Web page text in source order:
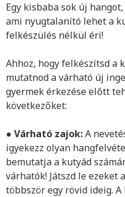
Egy kisbaba sok új
ami nyugtalanító lehet a
felkészülés nélkül éri!
Ahhoz, hogy felkészítsd a
mutatnod a várható új
gyermek érkezése előtt
következőket:
● Várható zajok:A
igyekezz olyan
bemutatja a kutyád
várhatók! Játszd le ezeket
többször egy rövid ideig.